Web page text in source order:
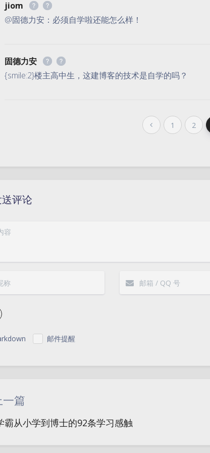
jiom
@固德力安：必须自学啦还能怎么样！
固德力安
{smile:2}楼主高中生，这建博客的技术是自学的吗？
1 2
评论
邮件提醒
|´・ω・)ノ
一篇
霸从小学到博士的92条学习感触